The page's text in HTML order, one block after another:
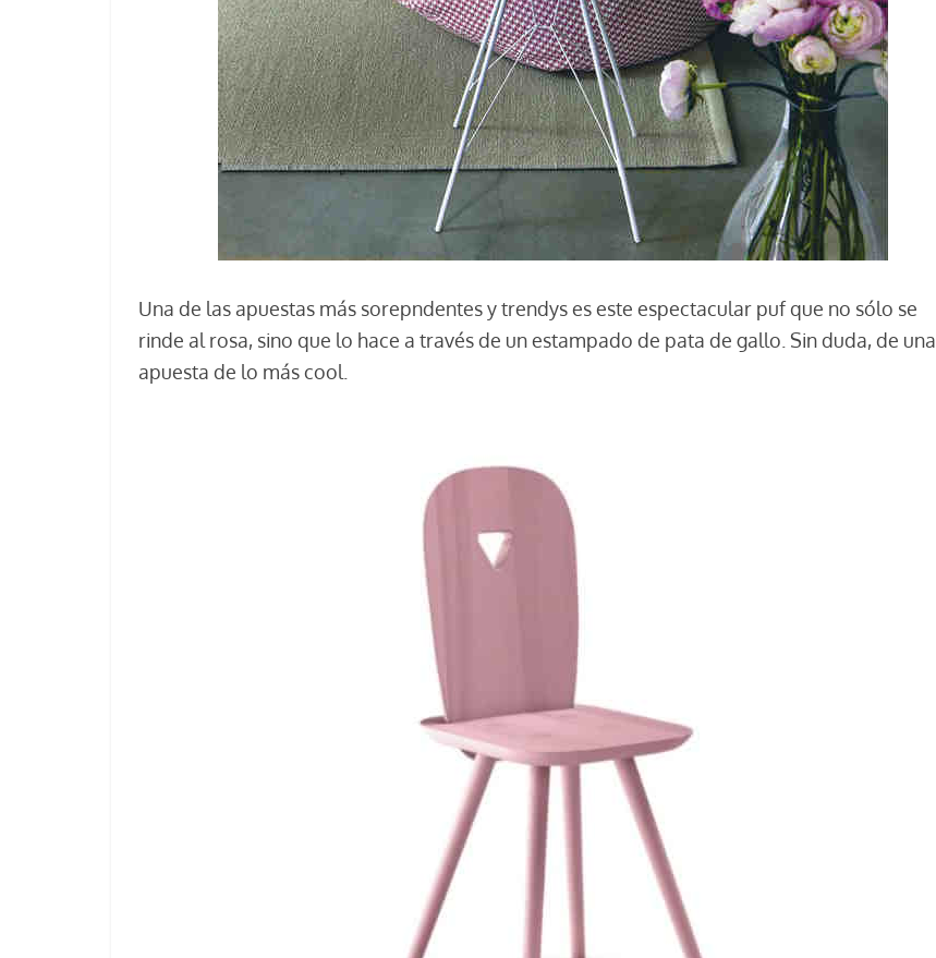
Una de las apuestas más sorepndentes y trendys es este espectacular puf que no sólo se
rinde al rosa, sino que lo hace a través de un estampado de pata de gallo. Sin duda, de una
apuesta de lo más cool.